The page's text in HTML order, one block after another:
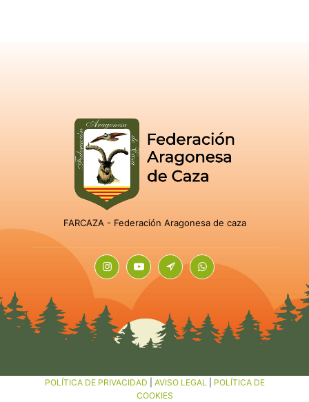
FARCAZA - Federación Aragonesa de caza
POLÍTICA DE PRIVACIDAD AVISO LEGAL
POLÍTICA DE
COOKIES